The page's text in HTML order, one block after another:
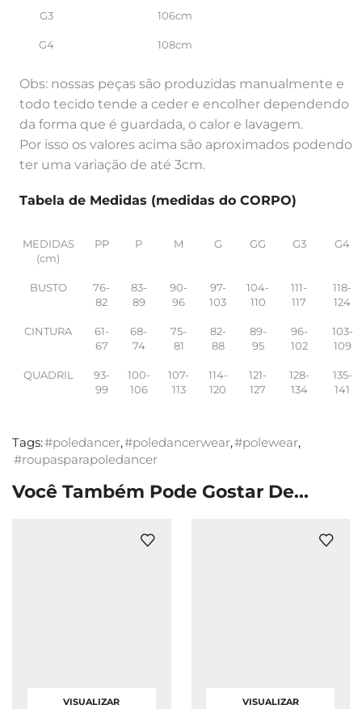
G3 106cm
G4 108cm
Obs: nossas peças são produzidas manualmente e
todo tecido tende a ceder e encolher dependendo
da forma que é guardada, o calor e lavagem.
Por isso os valores acima são aproximados podendo
ter uma variação de até 3cm.
Tabela de Medidas (medidas do CORPO)
MEDIDAS
(cm)
PP P M G GG G3 G4
BUSTO
76-
82
83-
89
90-
96
97-
103
104-
110
111-
117
118-
124
CINTURA
61-
67
68-
74
75-
81
82-
88
89-
95
96-
102
103-
109
QUADRIL
93-
99
100-
106
107-
113
114-
120
121-
127
128-
134
135-
141
Tags:#poledancer,#poledancerwear,#polewear,
#roupasparapoledancer
Você Também Pode Gostar De...
VISUALIZAR VISUALIZAR